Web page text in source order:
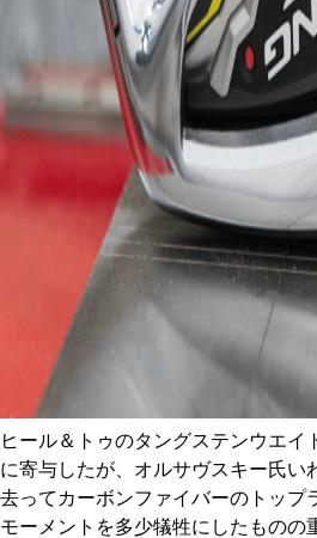
ヒール＆トゥのタングステンウエイ
に寄与したが、オルサヴスキー氏い
去ってカーボンファイバーのトップ
モーメントを多少犠牲にしたものの